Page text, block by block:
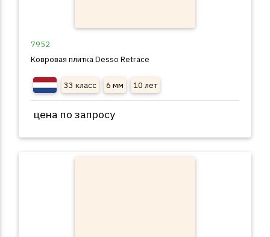
7952
Ковровая плитка Desso Retrace
33 класс 6 мм 10 лет
цена по запросу